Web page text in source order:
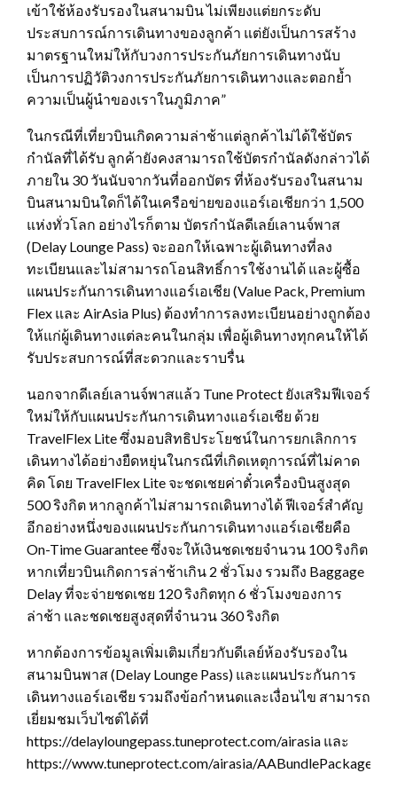
เข้าใช้ห้องรับรองในสนามบิน ไม่เพียงแต่ยกระดับ
ประสบการณ์การเดินทางของลูกค้า แต่ยังเป็นการสร้าง
มาตรฐานใหม่ให้กับวงการประกันภัยการเดินทางนับ
เป็นการปฏิวัติวงการประกันภัยการเดินทางและตอกย้ำ
ความเป็นผู้นำของเราในภูมิภาค”
ในกรณีที่เที่ยวบินเกิดความล่าช้าแต่ลูกค้าไม่ได้ใช้บัตร
กำนัลที่ได้รับ ลูกค้ายังคงสามารถใช้บัตรกำนัลดังกล่าวได้
ภายใน 30 วันนับจากวันที่ออกบัตร ที่ห้องรับรองในสนาม
บินสนามบินใดก็ได้ในเครือข่ายของแอร์เอเชียกว่า 1,500
แห่งทั่วโลก อย่างไรก็ตาม บัตรกำนัลดีเลย์เลานจ์พาส
(Delay Lounge Pass) จะออกให้เฉพาะผู้เดินทางที่ลง
ทะเบียนและไม่สามารถโอนสิทธิ์การใช้งานได้ และผู้ซื้อ
แผนประกันการเดินทางแอร์เอเชีย (Value Pack, Premium
Flex และ AirAsia Plus) ต้องทำการลงทะเบียนอย่างถูกต้อง
ให้แก่ผู้เดินทางแต่ละคนในกลุ่ม เพื่อผู้เดินทางทุกคนให้ได้
รับประสบการณ์ที่สะดวกและราบรื่น
นอกจากดีเลย์เลานจ์พาสแล้ว Tune Protect ยังเสริมฟีเจอร์
ใหม่ให้กับแผนประกันการเดินทางแอร์เอเชีย ด้วย
TravelFlex Lite ซึ่งมอบสิทธิประโยชน์ในการยกเลิกการ
เดินทางได้อย่างยืดหยุ่นในกรณีที่เกิดเหตุการณ์ที่ไม่คาด
คิด โดย TravelFlex Lite จะชดเชยค่าตั๋วเครื่องบินสูงสุด
500 ริงกิต หากลูกค้าไม่สามารถเดินทางได้ ฟีเจอร์สำคัญ
อีกอย่างหนึ่งของแผนประกันการเดินทางแอร์เอเชียคือ
On-Time Guarantee ซึ่งจะให้เงินชดเชยจำนวน 100 ริงกิต
หากเที่ยวบินเกิดการล่าช้าเกิน 2 ชั่วโมง รวมถึง Baggage
Delay ที่จะจ่ายชดเชย 120 ริงกิตทุก 6 ชั่วโมงของการ
ล่าช้า และชดเชยสูงสุดที่จำนวน 360 ริงกิต
หากต้องการข้อมูลเพิ่มเติมเกี่ยวกับดีเลย์ห้องรับรองใน
สนามบินพาส (Delay Lounge Pass) และแผนประกันการ
เดินทางแอร์เอเชีย รวมถึงข้อกำหนดและเงื่อนไข สามารถ
เยี่ยมชมเว็บไซต์ได้ที่
https://delayloungepass.tuneprotect.com/airasia และ
https://www.tuneprotect.com/airasia/AABundlePackage/